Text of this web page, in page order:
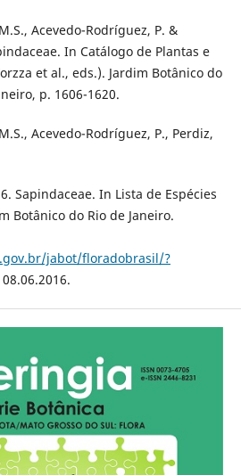
Acevedo-Rodríguez, P. &
In Catálogo de Plantas e
et al., eds.). Jardim Botânico do
p. 1606-1620.
Acevedo-Rodríguez, P., Perdiz,
Sapindaceae. In Lista de Espécies
Botânico do Rio de Janeiro.
jabot/floradobrasil/?